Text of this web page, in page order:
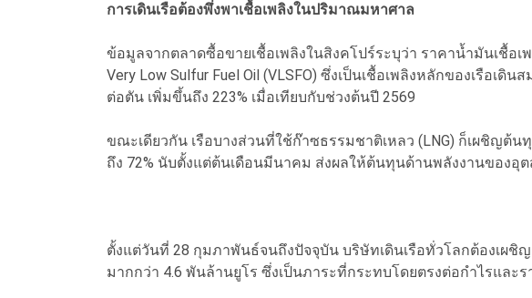
การเดินเรือต้องพึ่งพาเชื้อเพลิงในปริมาณมหาศาล
ข้อมูลจากตลาดซื้อขายเชื้อเพลิงในสิงคโปร์ระบุว่า ราคาน้ำมันเชื้อ
Very Low Sulfur Fuel Oil (VLSFO) ซึ่งเป็นเชื้อเพลิงหลักของเรือเดิ
ต่อตัน เพิ่มขึ้นถึง 223% เมื่อเทียบกับช่วงต้นปี 2569
ขณะเดียวกัน เรือบางส่วนที่ใช้ก๊าซธรรมชาติเหลว (LNG) ก็เผชิญต้
ถึง 72% นับตั้งแต่ต้นเดือนมีนาคม ส่งผลให้ต้นทุนด้านพลังงานของ
ตั้งแต่วันที่ 28 กุมภาพันธ์จนถึงปัจจุบัน บริษัทเดินเรือทั่วโลกต้องเผ
มากกว่า 4.6 พันล้านยูโร ซึ่งเป็นภาระที่กระทบโดยตรงต่อกำไรและร